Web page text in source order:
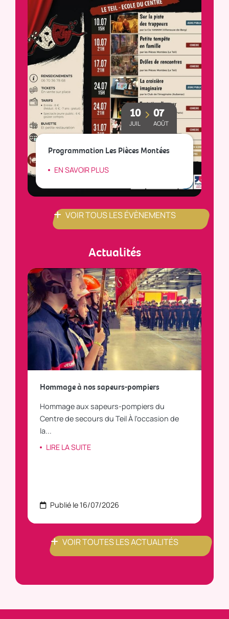
10
JUIL
07
AOÛT
Programmation Les Pièces Montées
EN SAVOIR PLUS
VOIR TOUS LES ÉVÈNEMENTS
Actualités
Hommage à nos sapeurs-pompiers
Hommage aux sapeurs-pompiers du
Centre de secours du Teil À l'occasion de
la...
LIRE LA SUITE
Publié le 16/07/2026
VOIR TOUTES LES ACTUALITÉS